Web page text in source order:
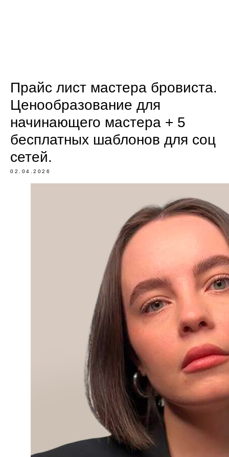
Прайс лист мастера бровиста.
Ценообразование для
начинающего мастера + 5
бесплатных шаблонов для соц
сетей.
02.04.2026